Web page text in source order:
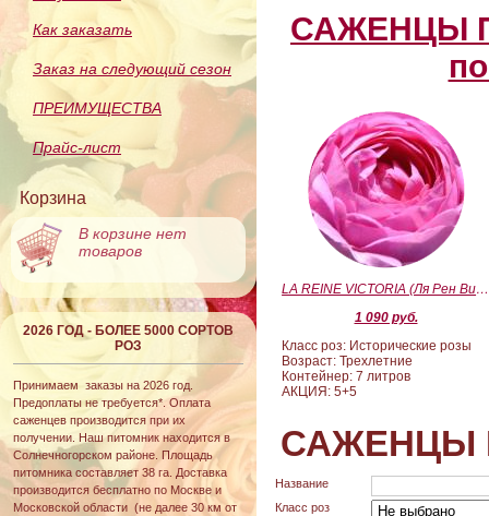
Как заказать
Заказ на следующий сезон
ПРЕИМУЩЕСТВА
Прайс-лист
Корзина
В корзине нет
товаров
2026 ГОД - БОЛЕЕ 5000 СОРТОВ
РОЗ
Принимаем заказы на 2026 год.
Предоплаты не требуется*. Оплата
саженцев производится при их
получении. Наш питомник находится в
Солнечногорском районе. Площадь
питомника составляет 38 га. Доставка
производится бесплатно по Москве и
Московской области (не далее 30 км от
САЖЕНЦЫ
LA REINE VICTORIA (Ля Рен Виктория)
1 090 руб.
Класс роз: Исторические розы
Возраст: Трехлетние
Контейнер: 7 литров
АКЦИЯ: 5+5
САЖЕНЦЫ
Название
Класс роз